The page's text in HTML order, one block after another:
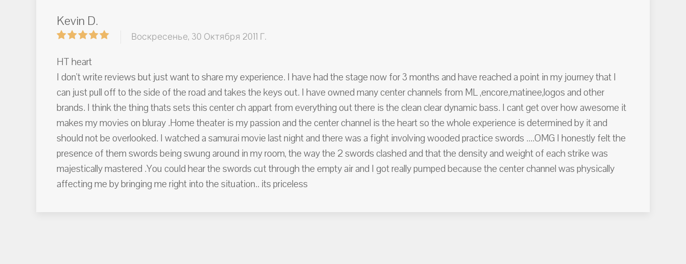
Kevin D.
Воскресенье, 30 Октября 2011 Г.
HT heart
I don't write reviews but just want to share my experience. I have had the stage now for 3 months and have reached a point in my journey that I
can just pull off to the side of the road and takes the keys out. I have owned many center channels from ML ,encore,matinee,logos and other
brands. I think the thing thats sets this center ch appart from everything out there is the clean clear dynamic bass. I cant get over how awesome it
makes my movies on bluray .Home theater is my passion and the center channel is the heart so the whole experience is determined by it and
should not be overlooked. I watched a samurai movie last night and there was a fight involving wooded practice swords ....OMG I honestly felt the
presence of them swords being swung around in my room, the way the 2 swords clashed and that the density and weight of each strike was
majestically mastered .You could hear the swords cut through the empty air and I got really pumped because the center channel was physically
affecting me by bringing me right into the situation.. its priceless